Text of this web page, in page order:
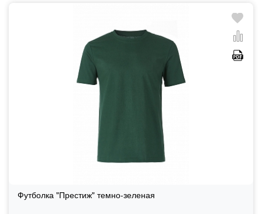
Футболка "Престиж" темно-зеленая